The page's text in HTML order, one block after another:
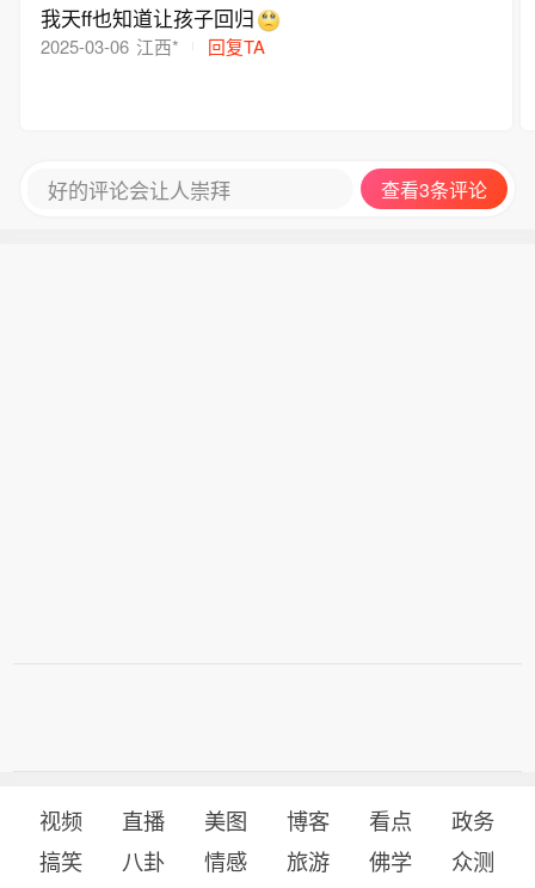
我天ff也知道让孩子回归
2025-03-06 江西* 回复TA
好的评论会让人崇拜 查看3条评论
视频 直播 美图 博客 看点
政务
搞笑
八卦 情感 旅游 佛学 众测